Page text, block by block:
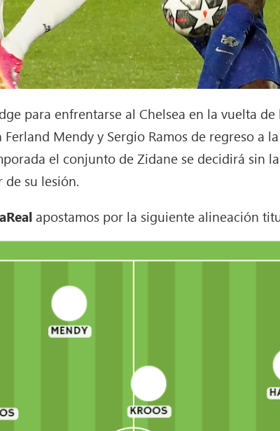
para enfrentarse al Chelsea en la vuelta
Mendy y Sergio Ramos de regreso a
el conjunto de Zidane se decidirá sin
de su lesión.
apostamos por la siguiente alineación